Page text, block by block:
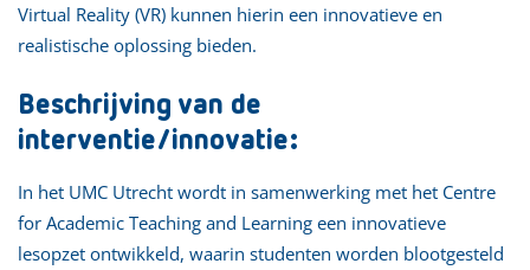
Virtual Reality (VR) kunnen hierin een innovatieve en
realistische oplossing bieden.
Beschrijving van de
interventie/innovatie:
In het UMC Utrecht wordt in samenwerking met het Centre
for Academic Teaching and Learning een innovatieve
lesopzet ontwikkeld, waarin studenten worden blootgesteld